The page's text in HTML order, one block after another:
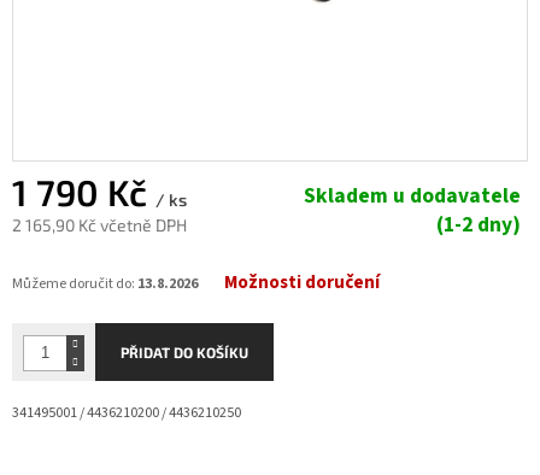
1 790 Kč / ks
2 165,90 Kč včetně DPH
cena:
Skladem u dodavatele
(1-2 dny)
Můžeme doručit do: 13.8.2026 Možnosti doručení
PŘIDAT DO KOŠÍKU
341495001 / 4436210200 / 4436210250